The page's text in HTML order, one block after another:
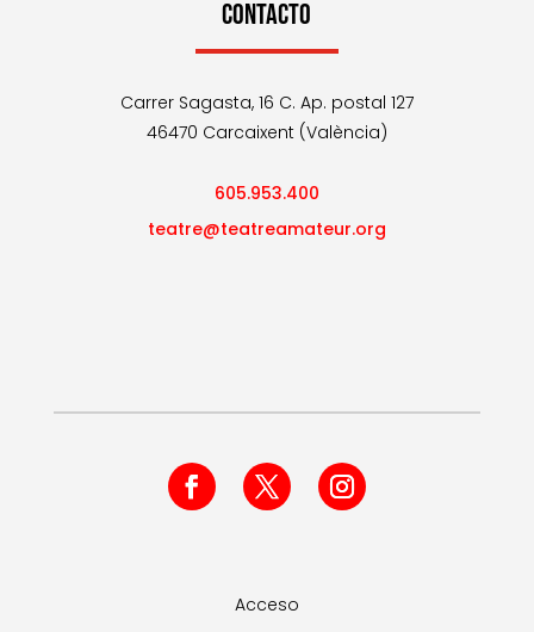
CONTACTO
Carrer Sagasta, 16 C. Ap. postal 127
46470 Carcaixent (València)
605.953.400
teatre@teatreamateur.org
Acceso